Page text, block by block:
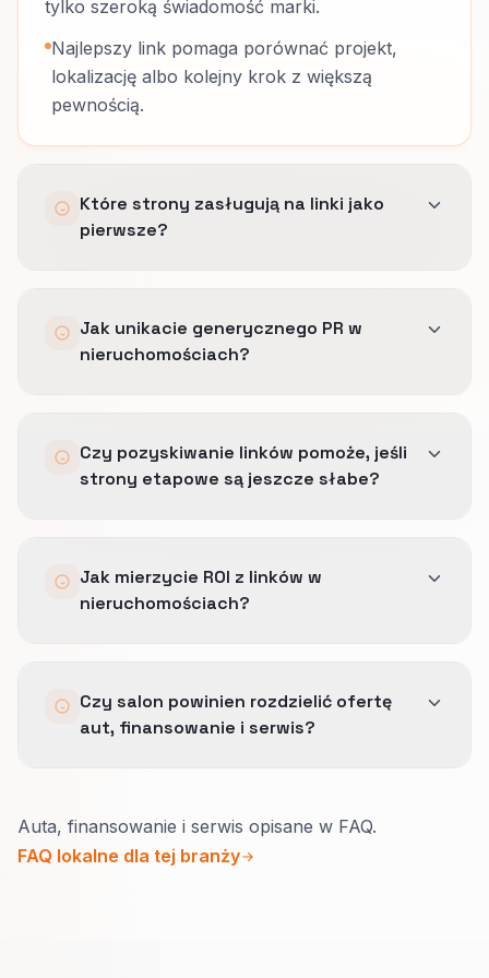
tylko szeroką świadomość marki.
Najlepszy link pomaga porównać projekt,
lokalizację albo kolejny krok z większą
pewnością.
Które strony zasługują na linki jako
pierwsze?
etapu, które potrzebują autorytetu tam, gdzie
klient naprawdę ocenia opcje.
Jak unikacie generycznego PR w
nieruchomościach?
lokalnego kontekstu i etapu decyzji kupującego.
Czy pozyskiwanie linków pomoże, jeśli
strony etapowe są jeszcze słabe?
Link może wysłać autorytet, ale słaba strona
Jak mierzycie ROI z linków w
nieruchomościach?
przejście do następnego etapu decyzji i to, czy
wzmacniane strony faktycznie poprawiają
Czy salon powinien rozdzielić ofertę
aut, finansowanie i serwis?
Kto szuka aut, chce realnych sztuk i jawnych
Auta, finansowanie i serwis opisane w FAQ.
FAQ lokalne dla tej branży